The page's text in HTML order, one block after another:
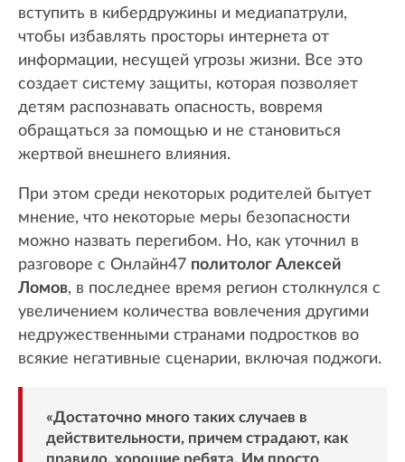
вступить в кибердружины и медиапатрули,
чтобы избавлять просторы интернета от
информации, несущей угрозы жизни. Все это
создает систему защиты, которая позволяет
детям распознавать опасность, вовремя
обращаться за помощью и не становиться
жертвой внешнего влияния.
При этом среди некоторых родителей бытует
мнение, что некоторые меры безопасности
можно назвать перегибом. Но, как уточнил в
разговоре с Онлайн47 политолог Алексей
Ломов, в последнее время регион столкнулся с
увеличением количества вовлечения другими
недружественными странами подростков во
всякие негативные сценарии, включая поджоги.
«Достаточно много таких случаев в
действительности, причем страдают, как
правило, хорошие ребята. Им просто